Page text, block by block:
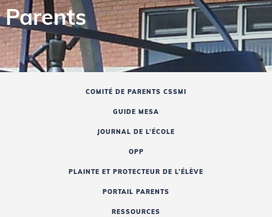
Parents
COMITÉ DE PARENTS CSSMI
GUIDE MESA
JOURNAL DE L’ÉCOLE
OPP
PLAINTE ET PROTECTEUR DE L’ÉLÈVE
PORTAIL PARENTS
RESSOURCES